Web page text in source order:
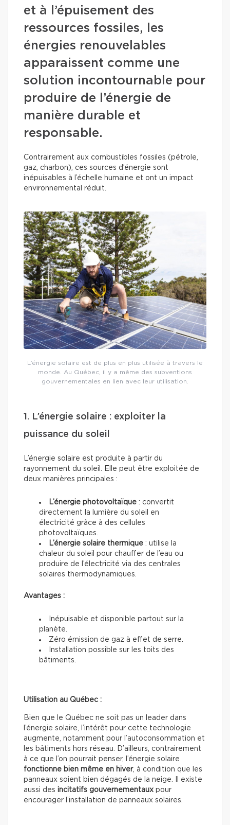
et à l’épuisement des
ressources fossiles, les
énergies renouvelables
apparaissent comme une
solution incontournable pour
produire de l’énergie de
manière durable et
responsable.
Contrairement aux combustibles fossiles (pétrole,
gaz, charbon), ces sources d’énergie sont
inépuisables à l’échelle humaine et ont un impact
environnemental réduit.
L’énergie solaire est de plus en plus utilisée à travers le
monde. Au Québec, il y a même des subventions
gouvernementales en lien avec leur utilisation.
1. L’énergie solaire : exploiter la
puissance du soleil
L’énergie solaire est produite à partir du
rayonnement du soleil. Elle peut être exploitée de
deux manières principales :
L’énergie photovoltaïque : convertit
directement la lumière du soleil en
électricité grâce à des cellules
photovoltaïques.
L’énergie solaire thermique : utilise la
chaleur du soleil pour chauffer de l’eau ou
produire de l’électricité via des centrales
solaires thermodynamiques.
Avantages :
Inépuisable et disponible partout sur la
planète.
Zéro émission de gaz à effet de serre.
Installation possible sur les toits des
bâtiments.
Utilisation au Québec :
Bien que le Québec ne soit pas un leader dans
l’énergie solaire, l’intérêt pour cette technologie
augmente, notamment pour l’autoconsommation et
les bâtiments hors réseau. D’ailleurs, contrairement
à ce que l’on pourrait penser, l’énergie solaire
fonctionne bien même en hiver, à condition que les
panneaux soient bien dégagés de la neige. Il existe
aussi des incitatifs gouvernementaux pour
encourager l’installation de panneaux solaires.